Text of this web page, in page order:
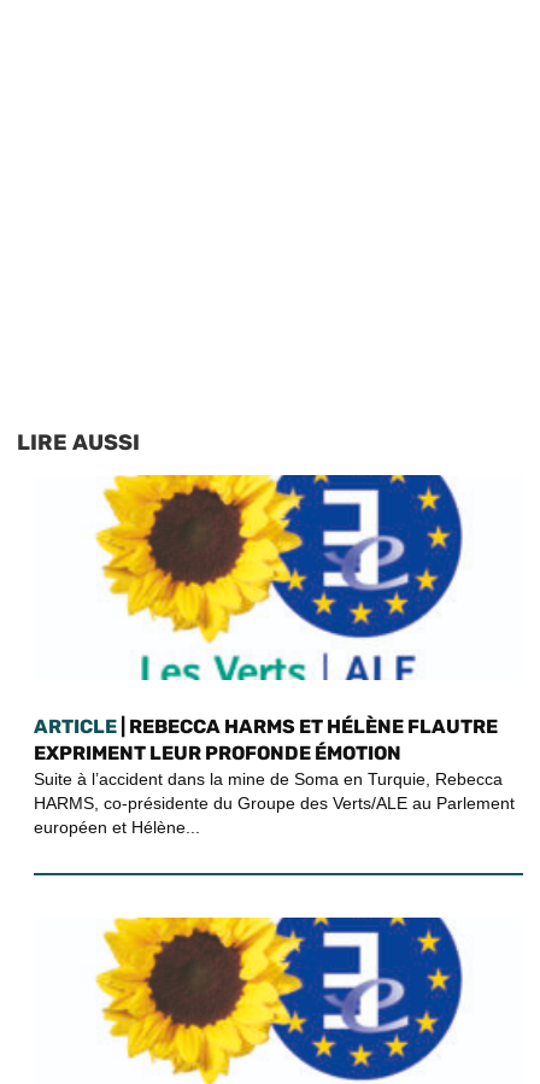
LIRE AUSSI
ARTICLE | REBECCA HARMS ET HÉLÈNE FLAUTRE
EXPRIMENT LEUR PROFONDE ÉMOTION
Suite à l’accident dans la mine de Soma en Turquie, Rebecca
HARMS, co-présidente du Groupe des Verts/ALE au Parlement
européen et Hélène...